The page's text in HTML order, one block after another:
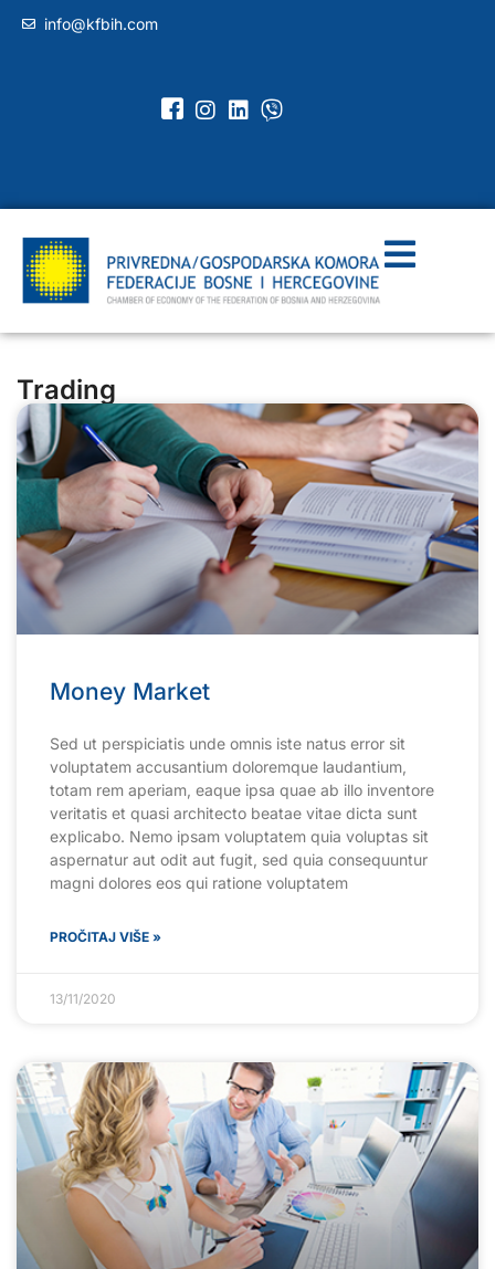
info@kfbih.com
Trading
Money Market
Sed ut perspiciatis unde omnis iste natus error sit
voluptatem accusantium doloremque laudantium,
totam rem aperiam, eaque ipsa quae ab illo inventore
veritatis et quasi architecto beatae vitae dicta sunt
explicabo. Nemo ipsam voluptatem quia voluptas sit
aspernatur aut odit aut fugit, sed quia consequuntur
magni dolores eos qui ratione voluptatem
PROČITAJ VIŠE »
13/11/2020